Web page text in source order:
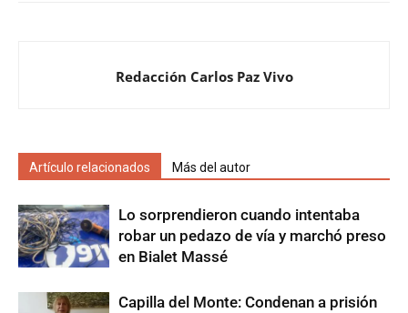
Redacción Carlos Paz Vivo
Artículo relacionados Más del autor
Lo sorprendieron cuando intentaba
robar un pedazo de vía y marchó preso
en Bialet Massé
Capilla del Monte: Condenan a prisión